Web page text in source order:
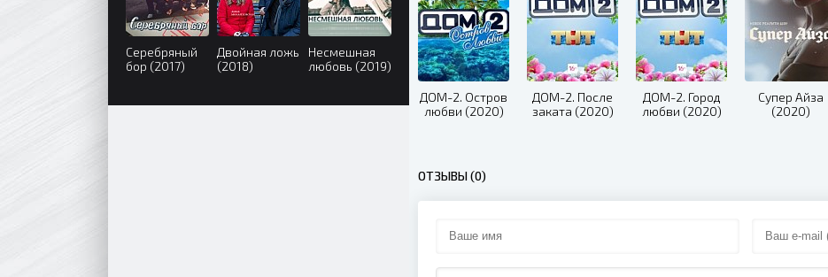
ДОМ-2. Остров
любви (2020)
ДОМ-2. После
заката (2020)
ДОМ-2. Город
любви (2020)
Супер Айза
(2020)
ОТЗЫВЫ (0)
Серебряный
бор (2017)
Двойная ложь
(2018)
Несмешная
любовь (2019)